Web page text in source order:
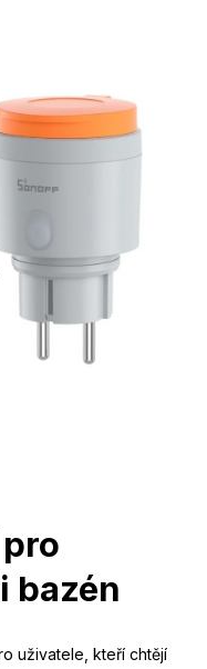
bazén
uživatele, kteří chtějí